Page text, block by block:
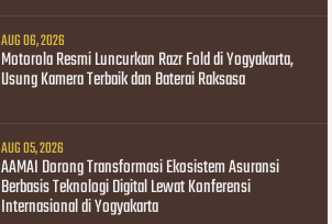
AUG 06, 2026
Motorola Resmi Luncurkan Razr Fold di Yogyakarta,
Usung Kamera Terbaik dan Baterai Raksasa
AUG 05, 2026
AAMAI Dorong Transformasi Ekosistem Asuransi
Berbasis Teknologi Digital Lewat Konferensi
Internasional di Yogyakarta